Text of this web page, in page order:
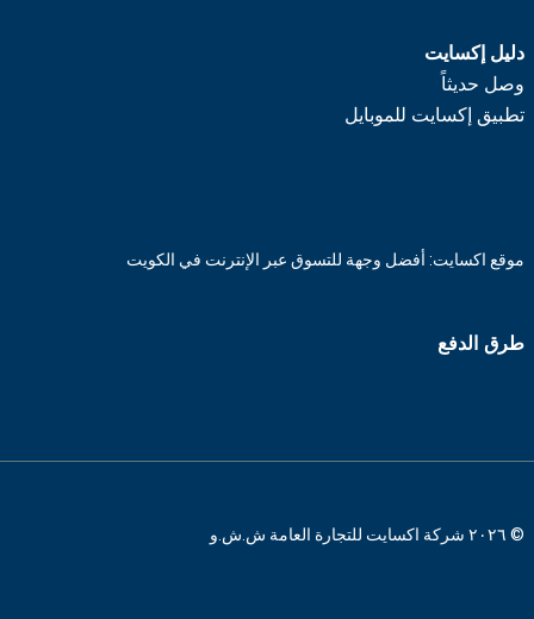
دليل إكسايت
وصل حديثاً
تطبيق إكسايت للموبايل
موقع اكسايت: أفضل وجهة للتسوق عبر الإنترنت في الكويت
طرق الدفع
© ٢٠٢٦ شركة اكسايت للتجارة العامة ش.ش.و